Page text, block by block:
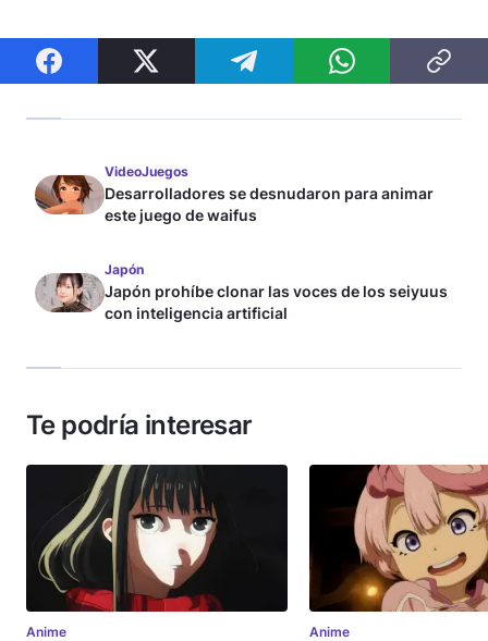
VideoJuegos
Desarrolladores se desnudaron para animar
este juego de waifus
Japón
Japón prohíbe clonar las voces de los seiyuus
con inteligencia artificial
Te podría interesar
Anime Anime